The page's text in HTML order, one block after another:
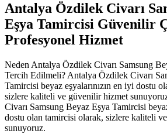
Antalya Özdilek Civarı
Eşya Tamircisi Güvenilir
Profesyonel Hizmet
Neden Antalya Özdilek Civarı Samsung
Tercih Edilmeli? Antalya Özdilek Civarı
Tamircisi beyaz eşyalarınızın en iyi dostu
sizlere kaliteli ve güvenilir hizmet
Civarı Samsung Beyaz Eşya Tamircisi
dostu olan tamircisi olarak, sizlere kaliteli
sunuyoruz.